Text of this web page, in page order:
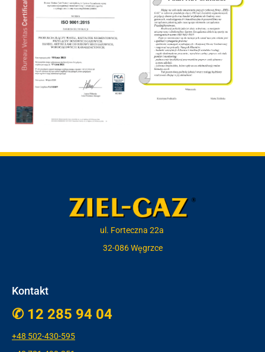
ul. Forteczna 22a
32-086 Węgrzce
Kontakt
✆ 12 285 94 04
+48 502-430-595